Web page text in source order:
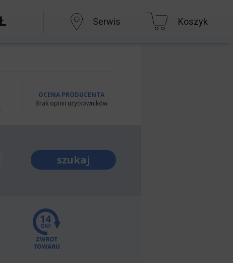
Serwis Koszyk
OCENA PRODUCENTA
Brak opinii użytkowników
szukaj